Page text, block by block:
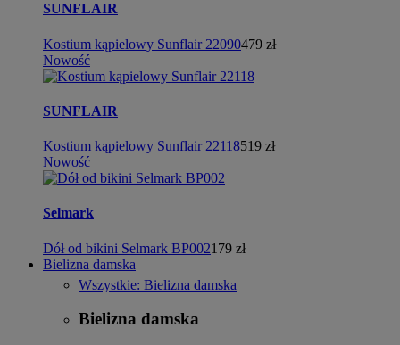
SUNFLAIR
Kostium kąpielowy Sunflair 22090479 zł
Nowość
SUNFLAIR
Kostium kąpielowy Sunflair 22118519 zł
Nowość
Selmark
Dół od bikini Selmark BP002179 zł
Bielizna damska
Wszystkie: Bielizna damska
Bielizna damska